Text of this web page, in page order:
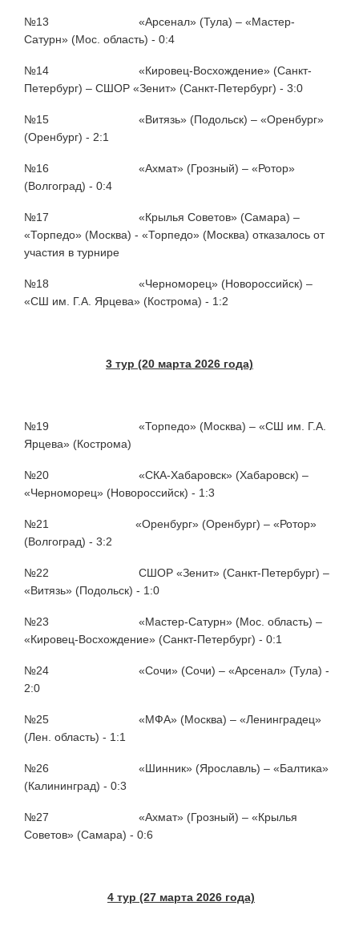
№13 «Арсенал» (Тула) – «Мастер-
Сатурн» (Мос. область) - 0:4
№14 «Кировец-Восхождение» (Санкт-
Петербург) – СШОР «Зенит» (Санкт-Петербург) - 3:0
№15 «Витязь» (Подольск) – «Оренбург»
(Оренбург) - 2:1
№16 «Ахмат» (Грозный) – «Ротор»
(Волгоград) - 0:4
№17 «Крылья Советов» (Самара) –
«Торпедо» (Москва) - «Торпедо» (Москва) отказалось от
участия в турнире
№18 «Черноморец» (Новороссийск) –
«СШ им. Г.А. Ярцева» (Кострома) - 1:2
3 тур (20 марта 2026 года)
№19 «Торпедо» (Москва) – «СШ им. Г.А.
Ярцева» (Кострома)
№20 «СКА-Хабаровск» (Хабаровск) –
«Черноморец» (Новороссийск) - 1:3
№21 «Оренбург» (Оренбург) – «Ротор»
(Волгоград) - 3:2
№22 СШОР «Зенит» (Санкт-Петербург) –
«Витязь» (Подольск) - 1:0
№23 «Мастер-Сатурн» (Мос. область) –
«Кировец-Восхождение» (Санкт-Петербург) - 0:1
№24 «Сочи» (Сочи) – «Арсенал» (Тула) -
2:0
№25 «МФА» (Москва) – «Ленинградец»
(Лен. область) - 1:1
№26 «Шинник» (Ярославль) – «Балтика»
(Калининград) - 0:3
№27 «Ахмат» (Грозный) – «Крылья
Советов» (Самара) - 0:6
4 тур (27 марта 2026 года)